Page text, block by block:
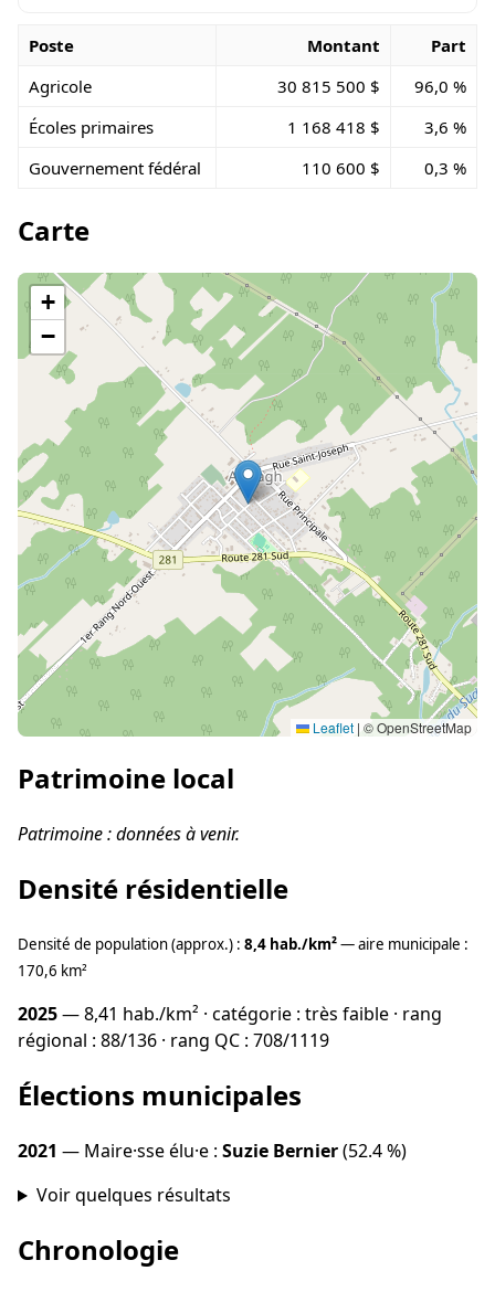
Poste Montant
Part
Agricole
30 815 500 $
96,0 %
Écoles primaires
1 168 418 $
3,6 %
Gouvernement fédéral
110 600 $ 0,3 %
Carte
+
−
Leaflet | © OpenStreetMap
Patrimoine local
Patrimoine : données à venir.
Densité résidentielle
Densité de population (approx.) : 8,4 hab./km²— aire municipale :
170,6 km²
2025— 8,41 hab./km² · catégorie : très faible · rang
régional : 88/136 · rang QC : 708/1119
Élections municipales
2021 — Maire·sse élu·e : Suzie Bernier(52.4 %)
Voir quelques résultats
Chronologie